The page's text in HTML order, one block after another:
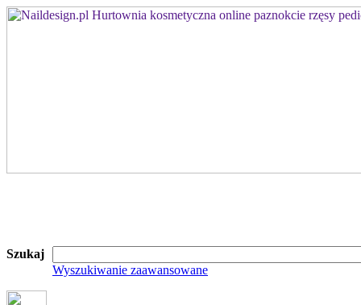
Szukaj
Wyszukiwanie zaawansowane